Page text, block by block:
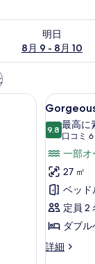
明日
8月 9 - 8月 10
- 8月 10 の空室
クス (室内)、デスク
Partial
Ocean
Double
の
す
べ
て
写
7
9.810 点中 9.8
最高に
口コミ
(口
コ
ミ
件)
一部オ
27 ㎡
ベッド
定員 2
ダブル
詳細
Gorgeous